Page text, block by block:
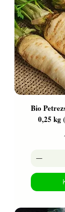
Bio
0,25 kg